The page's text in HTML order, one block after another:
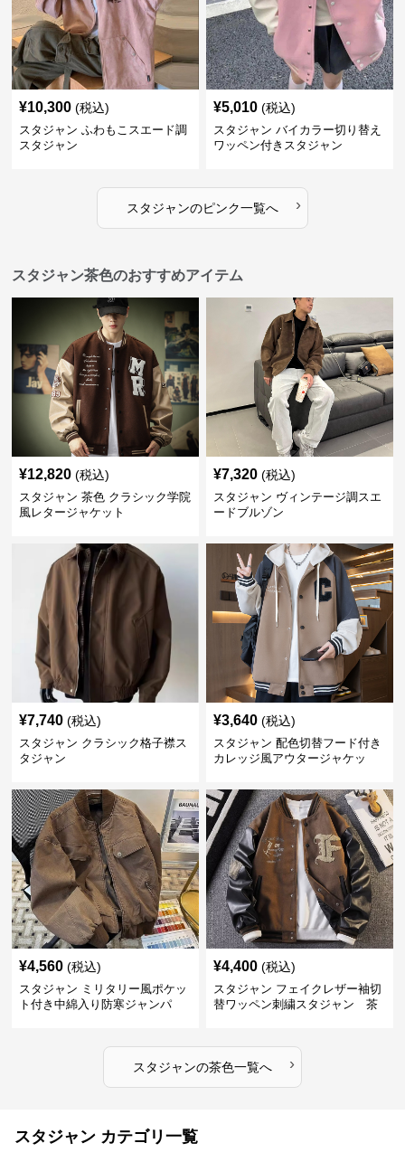
¥10,300 (税込)
スタジャン ふわもこスエード調
スタジャン
¥5,010 (税込)
スタジャン バイカラー切り替え
ワッペン付きスタジャン
スタジャンのピンク一覧へ ›
スタジャン茶色のおすすめアイテム
¥12,820 (税込)
スタジャン 茶色 クラシック学院
風レタージャケット
¥7,320 (税込)
スタジャン ヴィンテージ調スエ
ードブルゾン
¥7,740 (税込)
スタジャン クラシック格子襟ス
タジャン
¥3,640 (税込)
スタジャン 配色切替フード付き
カレッジ風アウタージャケッ
¥4,560 (税込)
スタジャン ミリタリー風ポケッ
ト付き中綿入り防寒ジャンパ
¥4,400 (税込)
スタジャン フェイクレザー袖切
替ワッペン刺繍スタジャン 茶
スタジャンの茶色一覧へ ›
スタジャン カテゴリ一覧